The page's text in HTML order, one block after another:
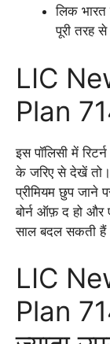
लिक भारत
पूरी तरह
LIC
Plan
इस पॉलिसी में
के जरिए से देखें तो।
प्रीमियम छुप जाने
बोर्न ऑफ़ द हो और
साल बदल सकती
LIC
Plan